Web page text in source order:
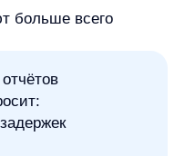
что:
«Сумма»,